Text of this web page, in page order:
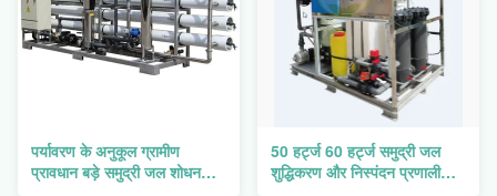
पर्यावरण के अनुकूल ग्रामीण
प्रावधान बड़े समुद्री जल शोधन
50 हर्ट्ज 60 हर्ट्ज समुद्री जल
शुद्धिकरण और निस्पंदन प्रणाली